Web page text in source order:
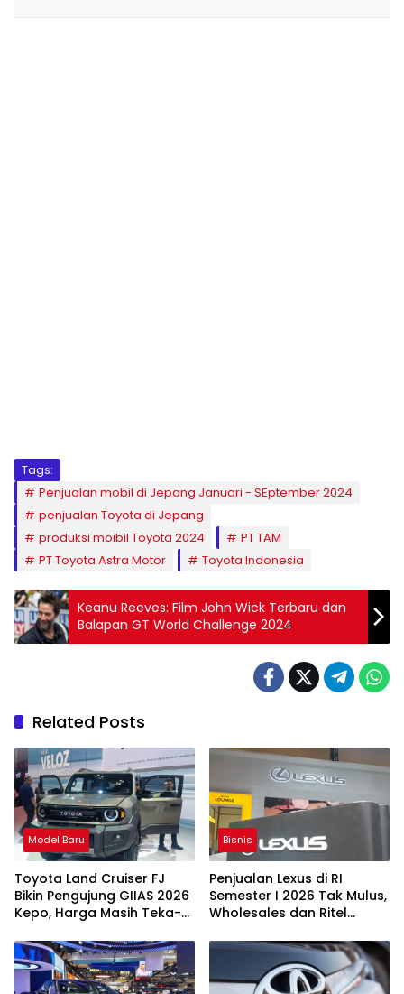
Tags:
Penjualan mobil di Jepang Januari - SEptember 2024
penjualan Toyota di Jepang
produksi moibil Toyota 2024
PT TAM
PT Toyota Astra Motor
Toyota Indonesia
Keanu Reeves: Film John Wick Terbaru dan
Balapan GT World Challenge 2024
Related Posts
Model Baru
Toyota Land Cruiser FJ
Bikin Pengujung GIIAS 2026
Kepo, Harga Masih Teka-
Bisnis
Penjualan Lexus di RI
Semester I 2026 Tak Mulus,
Wholesales dan Ritel